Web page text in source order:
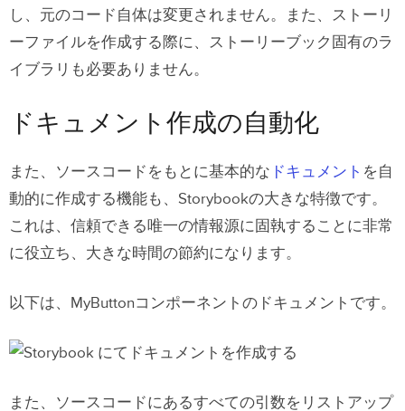
し、元のコード自体は変更されません。また、ストーリ
ーファイルを作成する際に、ストーリーブック固有のラ
イブラリも必要ありません。
ドキュメント作成の自動化
また、ソースコードをもとに基本的な ドキュメント を自
動的に作成する機能も、Storybookの大きな特徴です。
これは、信頼できる唯一の情報源に固執することに非常
に役立ち、大きな時間の節約になります。
以下は、MyButtonコンポーネントのドキュメントです。
また、ソースコードにあるすべての引数をリストアップ